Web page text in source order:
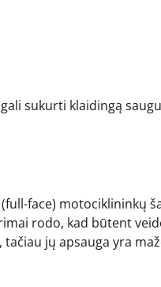
sukurti klaidingą
face) motociklininkų
rodo, kad būtent
jų apsauga yra